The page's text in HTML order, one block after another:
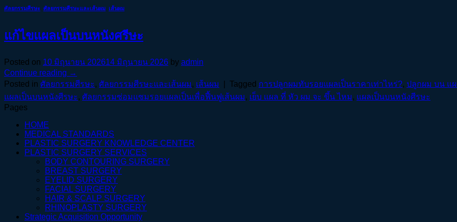
ศัลยกรรมศีรษะ ศัลยกรรมศีรษะและเส้นผม เส้นผม
แก้ไขแผลเป็นบนหนังศรีษะ
Posted on 10 มิถุนายน 202614 มิถุนายน 2026 by admin
Continue reading →
Posted in ศัลยกรรมศีรษะ, ศัลยกรรมศีรษะและเส้นผม, เส้นผม Tagged การปลูกผมทับรอยแผลเป็นราคาเท่าไหร่?, ปลูกผม บน แ
แผลเป็นบนหนังศีรษะ, ศัลยกรรมซ่อมแซมรอยแผลเป็นเพื่อฟื้นฟูเส้นผม, เย็บ แผล ที่ หัว ผม จะ ขึ้น ไหม, แผลเป็นบนหนังศีรษะ
Pages
HOME
MEDICAL STANDARDS
PLASTIC SURGERY KNOWLEDGE CENTER
PLASTIC SURGERY SERVICES
BODY CONTOURING SURGERY
BREAST SURGERY
EYELID SURGERY
FACIAL SURGERY
HAIR & SCALP SURGERY
RHINOPLASTY SURGERY
Strategic Acquisition Opportunity